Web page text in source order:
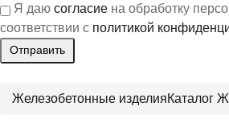
Я даю согласие на обработку
соответствии с политикой
Железобетонные изделияКаталог